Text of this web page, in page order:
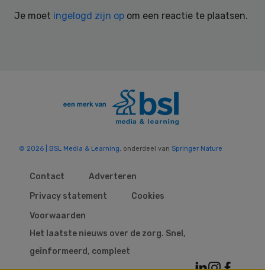
Je moet ingelogd zijn op om een reactie te plaatsen.
© 2026 | BSL Media & Learning , onderdeel van Springer Nature
Contact
Adverteren
Privacy statement
Cookies
Voorwaarden
Het laatste nieuws over de zorg. Snel,
geïnformeerd, compleet